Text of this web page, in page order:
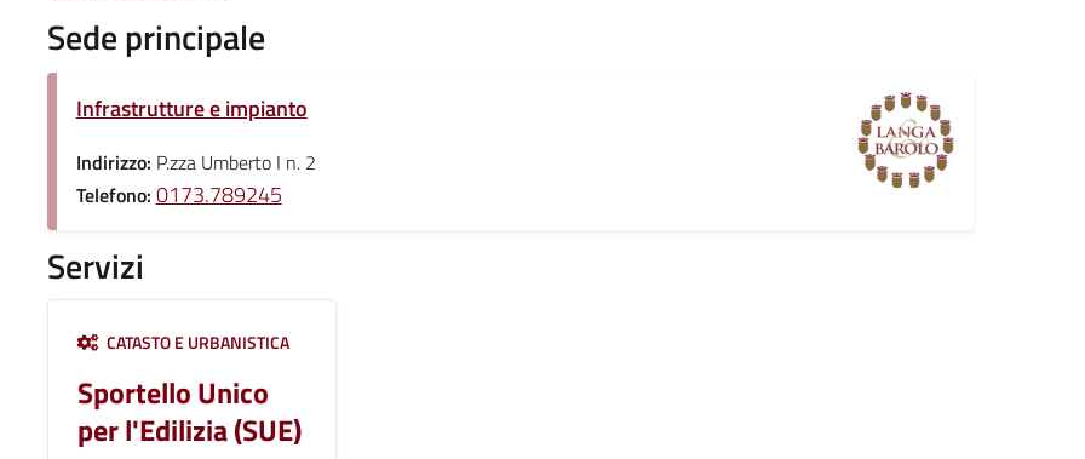
Sede principale
Infrastrutture e impianto
Indirizzo: P.zza Umberto I n. 2
Telefono: 0173.789245
Servizi
CATASTO E URBANISTICA
Sportello Unico
per l'Edilizia (SUE)